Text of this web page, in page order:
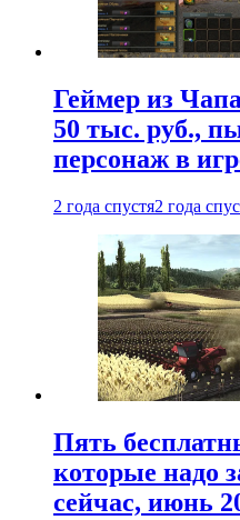
Геймер из
50 тыс. руб.,
персонаж в
2 года спустя2 года
Пять
которые надо
сейчас, июнь